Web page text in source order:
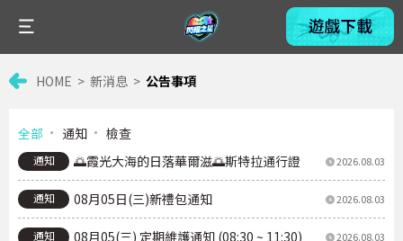
HOME 新消息 公告事項
全部 通知 檢查
通知 🌅霞光大海的日落華爾滋🌅斯特拉通行證 2026.08.03
通知 08月05日(三)新禮包通知 2026.08.03
通知 08月05(三) 定期維護通知 (08:30 ~ 11:30) 2026.08.03